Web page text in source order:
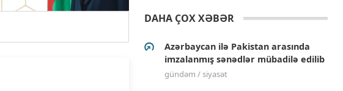
DAHA ÇOX XƏBƏR
Azərbaycan ilə Pakistan arasında
imzalanmış sənədlər mübadilə edilib
gündəm / siyasət